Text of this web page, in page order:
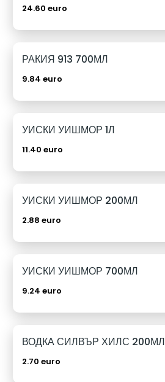
24.60 euro
РАКИЯ 913 700МЛ
9.84 euro
УИСКИ УИШМОР 1Л
11.40 euro
УИСКИ УИШМОР 200МЛ
2.88 euro
УИСКИ УИШМОР 700МЛ
9.24 euro
ВОДКА СИЛВЪР ХИЛС 200МЛ
2.70 euro